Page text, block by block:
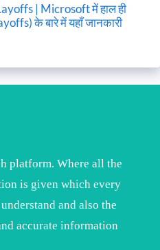
| Microsoft में हाल ही
के बारे में यहाँ जानकारी
platform. Where all the
is given which every
and also the
accurate information